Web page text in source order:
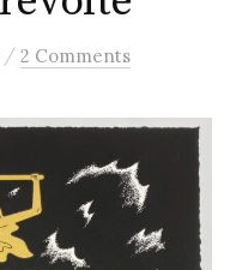
/ 2 Comments